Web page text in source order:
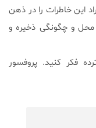
این خاطرات را در ذهن
محل و چگونگی ذخیره و
فکر کنید. پروفسور